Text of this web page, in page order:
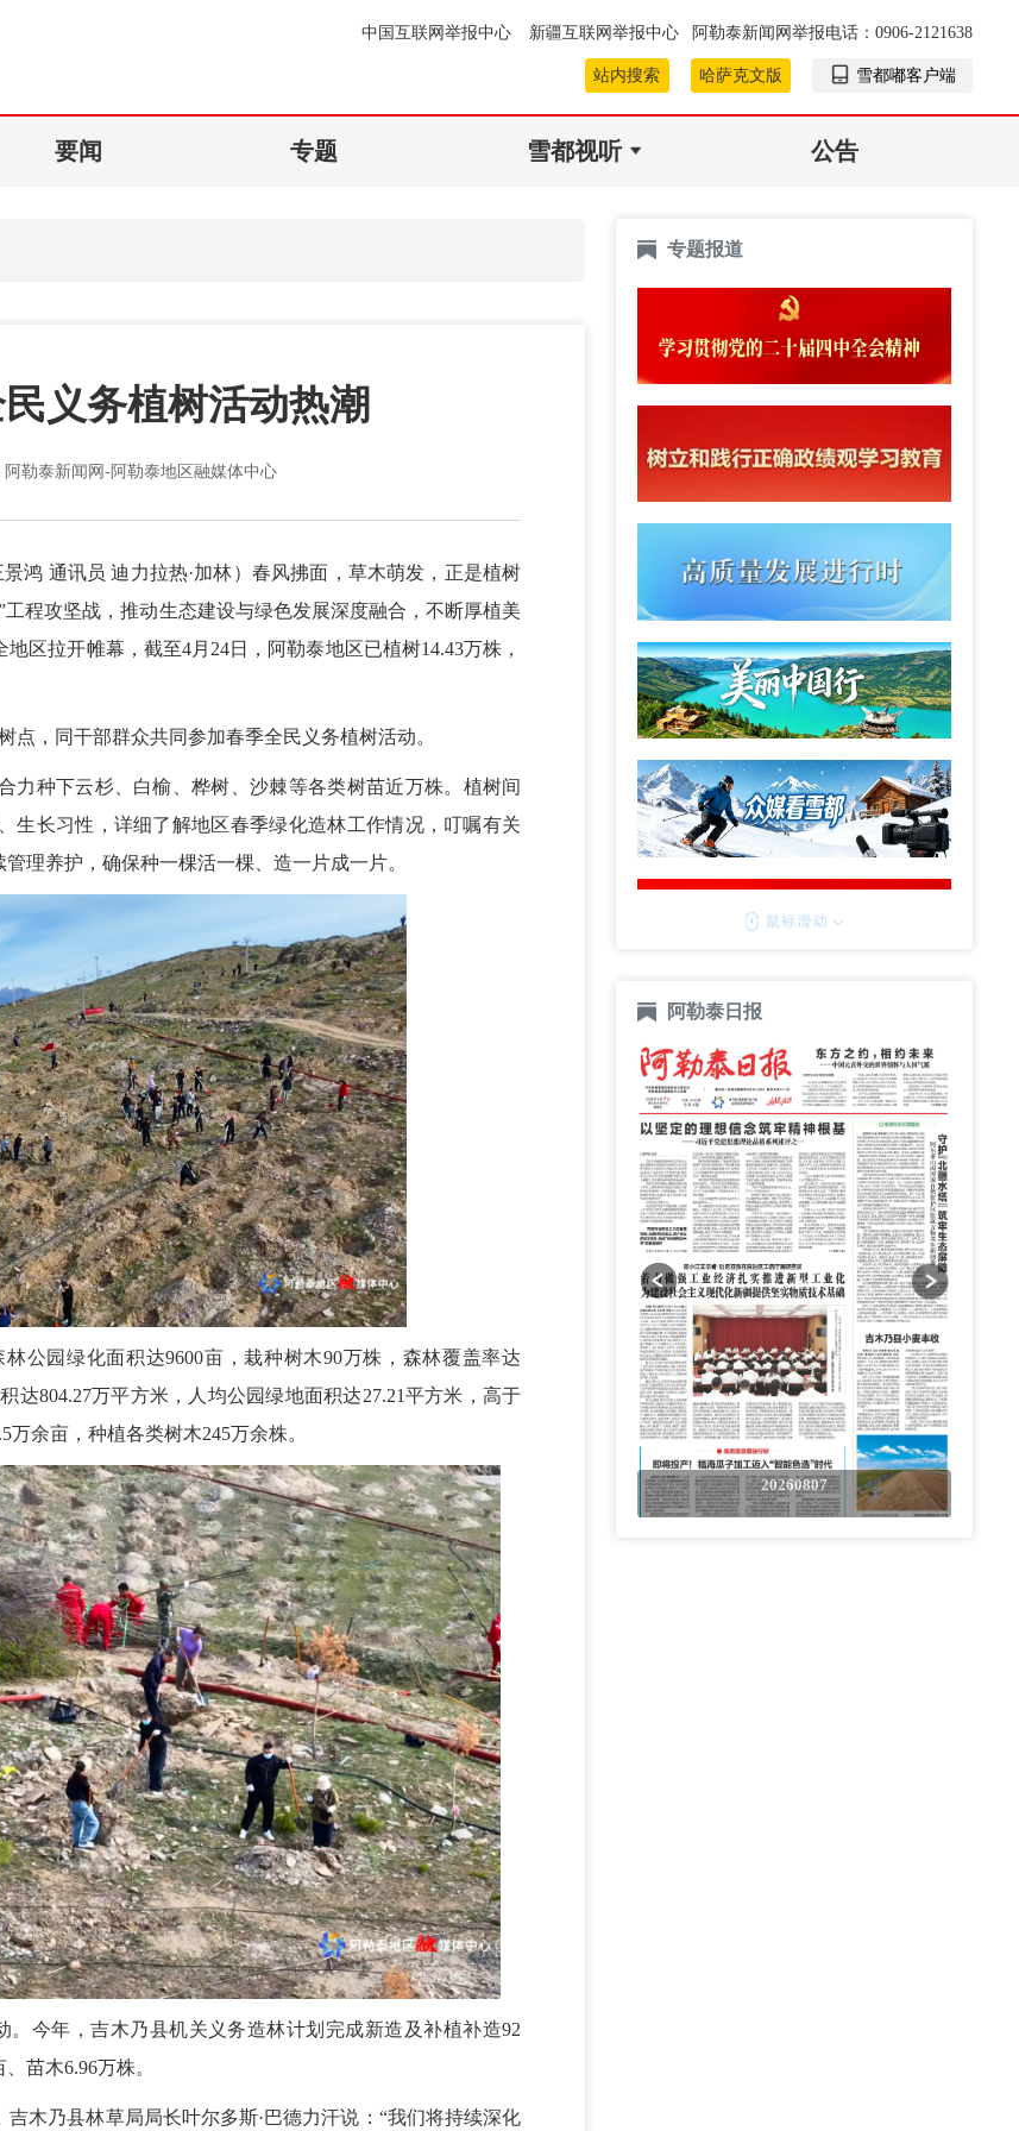
中国互联网举报中心 新疆互联网举报中心 阿勒泰新闻网举报电话：0906-2121638
站内搜索 哈萨克文版 雪都嘟客户端
要闻 专题 雪都视听 公告
义务植树活动热潮
阿勒泰新闻网-阿勒泰地区融媒体中心
通讯员 迪力拉热·加林）春风拂面，草木萌发，正是植树
程攻坚战，推动生态建设与绿色发展深度融合，不断厚植美
区拉开帷幕，截至4月24日，阿勒泰地区已植树14.43万株，
，同干部群众共同参加春季全民义务植树活动。
力种下云杉、白榆、桦树、沙棘等各类树苗近万株。植树间
生长习性，详细了解地区春季绿化造林工作情况，叮嘱有关
理养护，确保种一棵活一棵、造一片成一片。
园绿化面积达9600亩，栽种树木90万株，森林覆盖率达
达804.27万平方米，人均公园绿地面积达27.21平方米，高于
余亩，种植各类树木245万余株。
今年，吉木乃县机关义务造林计划完成新造及补植补造92
苗木6.96万株。
乃县林草局局长叶尔多斯·巴德力汗说：“我们将持续深化
专题报道
阿勒泰日报
20260807 20260807